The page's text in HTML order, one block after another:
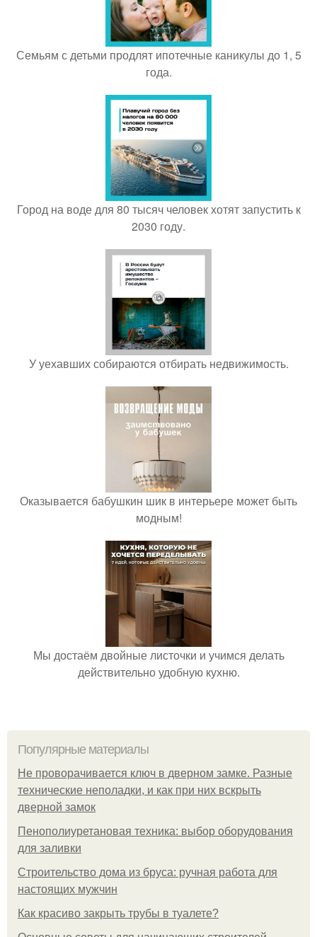
Семьям с детьми продлят ипотечные каникулы до 1, 5
года.
Город на воде для 80 тысяч человек хотят запустить к
2030 году.
У уехавших собираются отбирать недвижимость.
Оказывается бабушкин шик в интерьере может быть
модным!
Мы достаём двойные листочки и учимся делать
действительно удобную кухню.
Популярные материалы
Не проворачивается ключ в дверном замке. Разные
технические неполадки, и как при них вскрыть
дверной замок
Пенополиуретановая техника: выбор оборудования
для заливки
Строительство дома из бруса: ручная работа для
настоящих мужчин
Как красиво закрыть трубы в туалете?